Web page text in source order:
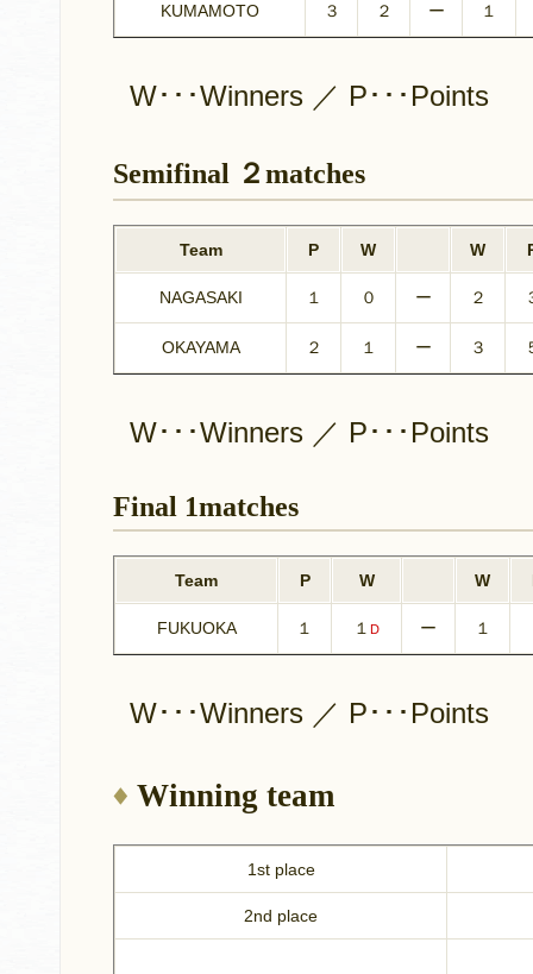
KUMAMOTO ３ ２ ー １
W･･･Winners ／ P･･･Points
Semifinal ２matches
Team P W W
NAGASAKI １ ０ ー ２
OKAYAMA ２ １ ー ３
W･･･Winners ／ P･･･Points
Final 1matches
Team P W W
FUKUOKA １ １ D ー １
W･･･Winners ／ P･･･Points
Winning team
1st place
2nd place